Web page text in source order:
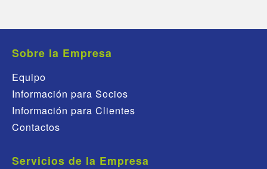
Sobre la Empresa
Equipo
Información para Socios
Información para Clientes
Contactos
Servicios de la Empresa